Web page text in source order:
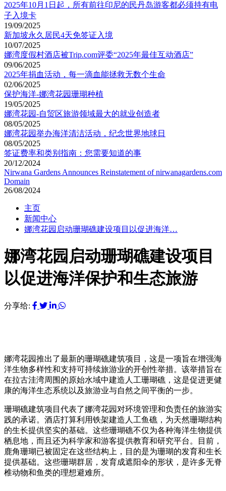
2025年10月1日起，所有前往印尼的民丹岛游客都必须持有电
子入境卡
19/09/2025
新加坡永久居民4天免签证入境
10/07/2025
娜湾度假村酒店被Trip.com评委“2025年最佳互动酒店”
09/06/2025
2025年捐血活动，每一滴血能拯救无数个生命
02/06/2025
保护海洋-娜湾花园珊瑚种植
19/05/2025
娜湾花园-自贸区旅游领域最大的就业创造者
08/05/2025
娜湾花园举办海洋清洁活动，纪念世界地球日
08/05/2025
签证费率和类别指南：您需要知道的事
20/12/2024
Nirwana Gardens Announces Reinstatement of nirwanagardens.com
Domain
26/08/2024
主页
新闻中心
娜湾花园启动珊瑚礁建设项目以促进海洋…
娜湾花园启动珊瑚礁建设项目
以促进海洋保护和生态旅游
分享给:
娜湾花园推出了最新的珊瑚礁建筑项目，这是一项旨在增强海
洋生物多样性和支持可持续旅游业的开创性举措。该举措旨在
在拉古洼湾周围的原始水域中建造人工珊瑚礁，这是促进更健
康的海洋生态系统以及旅游业与自然之间平衡的一步。
珊瑚礁建筑项目代表了娜湾花园对环境管理和负责任的旅游实
践的承诺。酒店打算利用铁架建造人工鱼礁，为天然珊瑚结构
的生长提供坚实的基础。这些珊瑚礁不仅为各种海洋生物提供
栖息地，而且还为科学家和游客提供教育和研究平台。目前，
鹿角珊瑚已被固定在这些结构上，目的是为珊瑚的发育和生长
提供基础。这些珊瑚群居，发育成遮阳伞的形状，是许多无脊
椎动物和鱼类的理想避难所。